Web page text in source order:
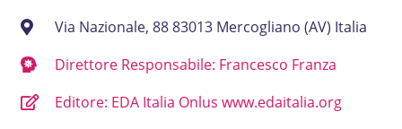
Via Nazionale, 88 83013 Mercogliano (AV) Italia
Direttore Responsabile: Francesco Franza
Editore: EDA Italia Onlus www.edaitalia.org